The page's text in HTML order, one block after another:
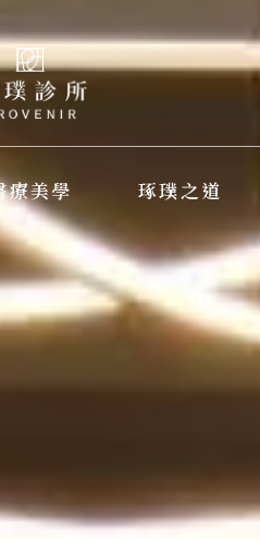
療美學 琢璞之道